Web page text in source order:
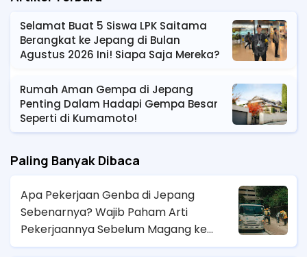
Selamat Buat 5 Siswa LPK Saitama
Berangkat ke Jepang di Bulan
Agustus 2026 Ini! Siapa Saja Mereka?
Rumah Aman Gempa di Jepang
Penting Dalam Hadapi Gempa Besar
Seperti di Kumamoto!
Paling Banyak Dibaca
Apa Pekerjaan Genba di Jepang
Sebenarnya? Wajib Paham Arti
Pekerjaannya Sebelum Magang ke
Sana!